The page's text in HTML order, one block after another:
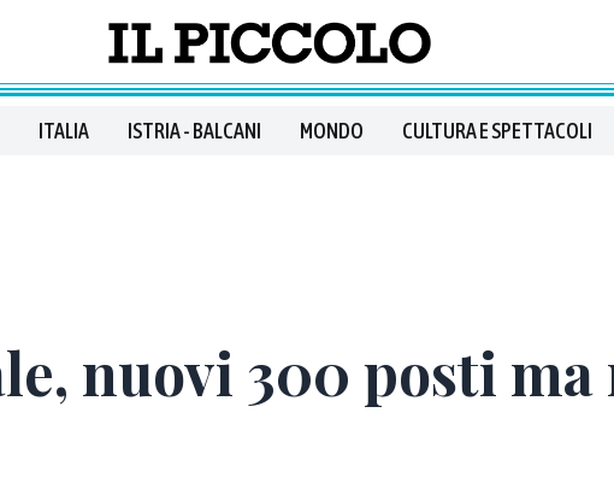
ITALIA ISTRIA - BALCANI MONDO CULTURA E SPETTACOLI
nuovi 300 posti ma